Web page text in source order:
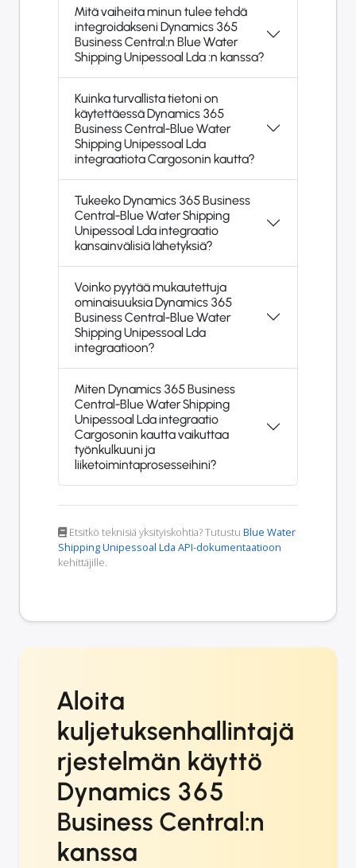
Mitä vaiheita minun tulee tehdä
integroidakseni Dynamics 365
Business Central:n Blue Water
Shipping Unipessoal Lda :n kanssa?
Kuinka turvallista tietoni on
käytettäessä Dynamics 365
Business Central-Blue Water
Shipping Unipessoal Lda
integraatiota Cargosonin kautta?
Tukeeko Dynamics 365 Business
Central-Blue Water Shipping
Unipessoal Lda integraatio
kansainvälisiä lähetyksiä?
Voinko pyytää mukautettuja
ominaisuuksia Dynamics 365
Business Central-Blue Water
Shipping Unipessoal Lda
integraatioon?
Miten Dynamics 365 Business
Central-Blue Water Shipping
Unipessoal Lda integraatio
Cargosonin kautta vaikuttaa
työnkulkuuni ja
liiketoimintaprosesseihini?
Etsitkö teknisiä yksityiskohtia? Tutustu Blue Water
Shipping Unipessoal Lda API-dokumentaatioon
kehittäjille.
Aloita
kuljetuksenhallintajä
rjestelmän käyttö
Dynamics 365
Business Central:n
kanssa